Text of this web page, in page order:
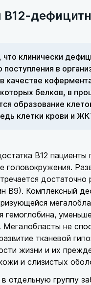
что клинически
поступления в
качестве
белков, в
образование
клетки крови и
В12
головокружения.
В9). Комплексный
гемоглобина,
не
тканевой
жизни и их
и слизистых
отдельную группу